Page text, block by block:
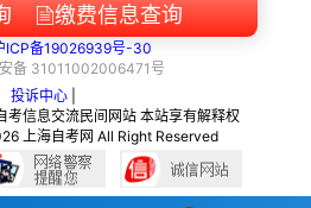
缴费信息查询
ICP备19026939号-30
备 31011002006471 号
投诉中心
考信息交流民间网站 本站享有解释权
上海自考网 All Right Reserved